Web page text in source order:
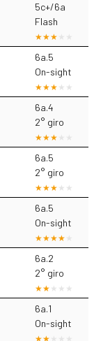
5c+/6a
Flash
6a.5
On-sight
6a.4
2° giro
6a.5
2° giro
6a.5
On-sight
6a.2
2° giro
6a.1
On-sight